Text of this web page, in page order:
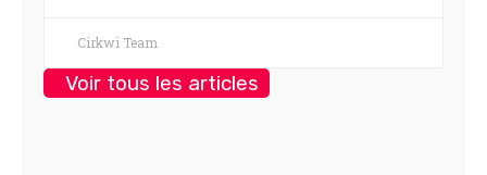
Cirkwi Team
Voir tous les articles